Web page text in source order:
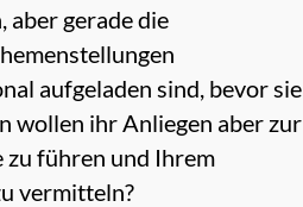
aber gerade die
aufgeladen sind, bevor sie
wollen ihr Anliegen aber zur
zu führen und Ihrem
vermitteln?